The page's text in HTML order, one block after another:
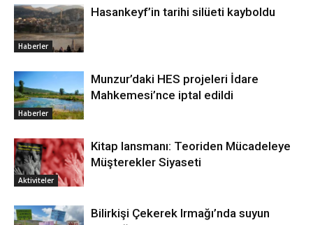
Haberler
Hasankeyf’in tarihi silüeti kayboldu
Haberler
Munzur’daki HES projeleri İdare
Mahkemesi’nce iptal edildi
Aktiviteler
Kitap lansmanı: Teoriden Mücadeleye
Müşterekler Siyaseti
Bilirkişi Çekerek Irmağı’nda suyun